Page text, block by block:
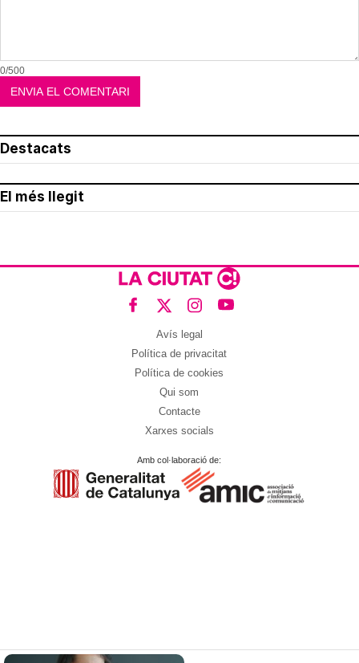
0/500
Destacats
El més llegit
Avís legal
Política de privacitat
Política de cookies
Qui som
Contacte
Xarxes socials
Amb col·laboració de: